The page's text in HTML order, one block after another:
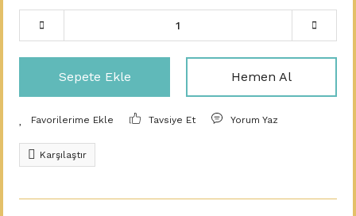
Sepete Ekle Hemen Al
Tavsiye Et Yorum Yaz
Karşılaştır